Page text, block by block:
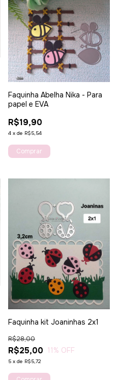
Faquinha Abelha Nika - Para
papel e EVA
R$19,90
4 x de R$5,54
Faquinha kit Joaninhas 2x1
R$25,00
R$28,00
11 % OFF
5 x de R$5,72